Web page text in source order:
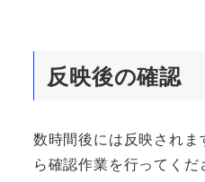
反映後の確認
数時間後には反映され
ら確認作業を行ってくだ